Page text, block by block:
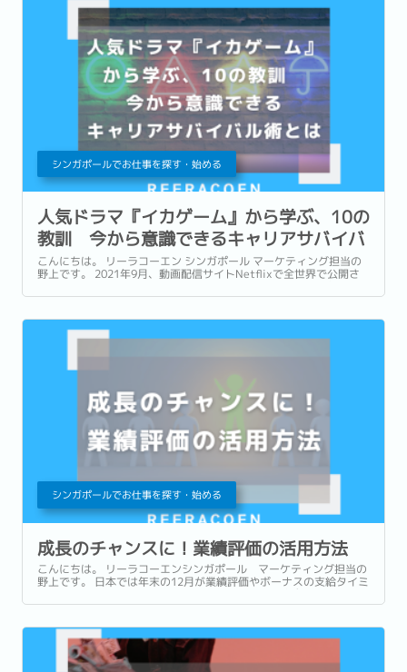
シンガポールでお仕事を探す・始める
人気ドラマ『イカゲーム』から学ぶ、10の
教訓 今から意識できるキャリアサバイバ
ル術とは
こんにちは。 リーラコーエン シンガポール マーケティング担当の
野上です。 2021年9月、動画配信サイトNetflixで全世界で公開さ
ム』。...
シンガポールでお仕事を探す・始める
成長のチャンスに！業績評価の活用方法
こんにちは。 リーラコーエンシンガポール マーケティング担当の
野上です。 日本では年末の12月が業績評価やボーナスの支給タイミ
ングとなる方が多いかもしれませんが、ここシンガポールでは旧正
月前後の1月に同タイミングが訪れます。...